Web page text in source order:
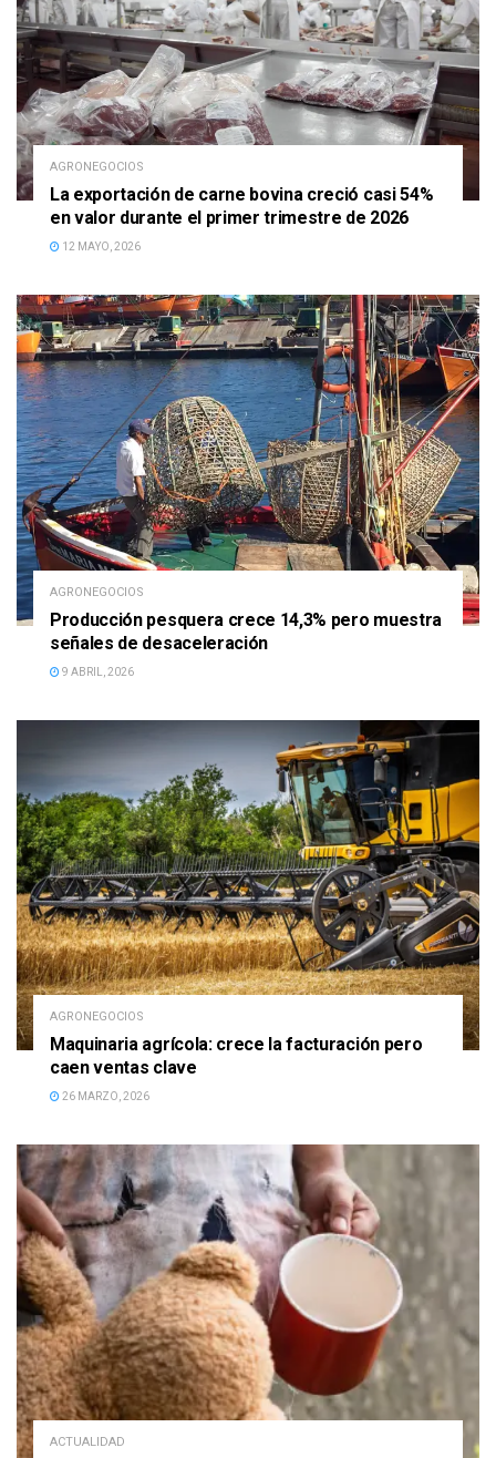
AGRONEGOCIOS
La exportación de carne bovina creció casi 54%
en valor durante el primer trimestre de 2026
12 MAYO, 2026
AGRONEGOCIOS
Producción pesquera crece 14,3% pero muestra
señales de desaceleración
9 ABRIL, 2026
AGRONEGOCIOS
Maquinaria agrícola: crece la facturación pero
caen ventas clave
26 MARZO, 2026
ACTUALIDAD